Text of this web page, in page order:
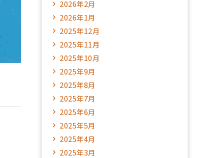
2026年2月
2026年1月
2025年12月
2025年11月
2025年10月
2025年9月
2025年8月
2025年7月
2025年6月
2025年5月
2025年4月
2025年3月